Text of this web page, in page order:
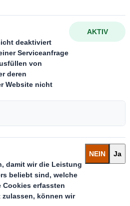
Säulen
machen Ihre
KONTAKT